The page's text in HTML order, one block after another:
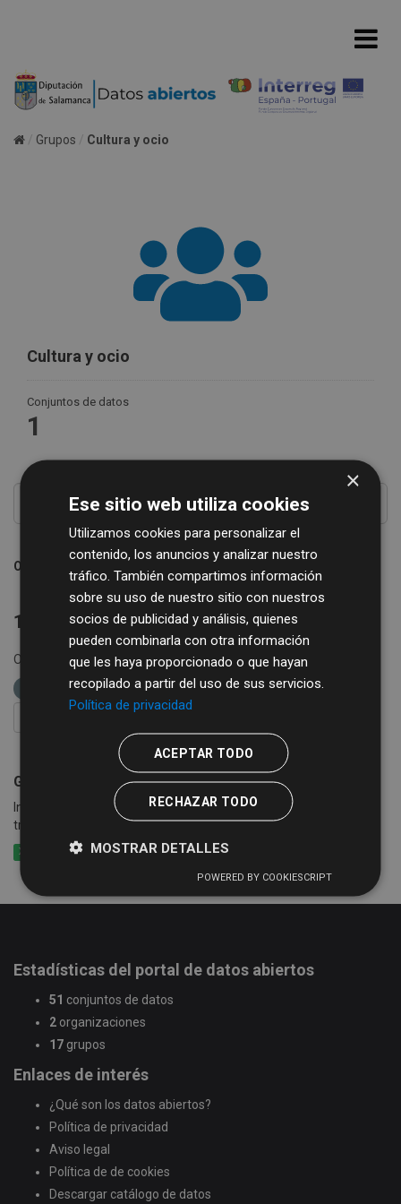
Grupos Cultura y ocio
Cultura y ocio
Conjuntos de datos
1
Ordenar por
1 conjunto de datos encontrado
Organizaciones: Diputación de Salamanca
Formatos:
etiquetas: espectáculos
Guía de Recursos Culturales
Información sobre grupos, artistas, empresas..., que se ofertan a
través de la Guía de Recursos Culturales
XLSX CSV XML
Estadísticas del portal de datos abiertos
51 conjuntos de datos
2 organizaciones
17 grupos
Enlaces de interés
¿Qué son los datos abiertos?
Política de privacidad
Aviso legal
Política de de cookies
Descargar catálogo de datos
×
Ese sitio web utiliza cookies
Utilizamos cookies para personalizar el
contenido, los anuncios y analizar nuestro
tráfico. También compartimos información
sobre su uso de nuestro sitio con nuestros
socios de publicidad y análisis, quienes
pueden combinarla con otra información
que les haya proporcionado o que hayan
recopilado a partir del uso de sus servicios.
Política de privacidad
ACEPTAR TODO
RECHAZAR TODO
MOSTRAR DETALLES
POWERED BY COOKIESCRIPT